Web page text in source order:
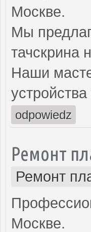
Москве.
Мы
тачскрина
Наши
odpowiedz
Ремонт
Ремонт
Москве.